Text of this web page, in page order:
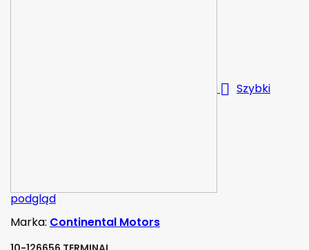
 Szybki
podgląd
Marka: Continental Motors